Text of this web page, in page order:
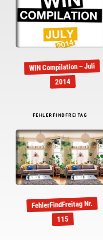
WIN Compilation – Juli
2014
FEHLERFINDFREITAG
FehlerFindFreitag Nr.
115